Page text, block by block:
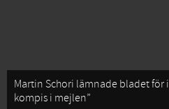
Martin Schori lämnade bladet för
kompis i mejlen”